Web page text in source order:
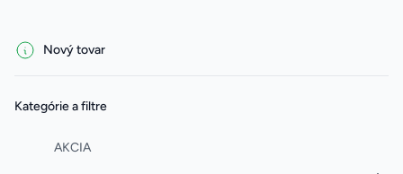
FiltersNový tovar
Kategórie a filtre
AKCIA